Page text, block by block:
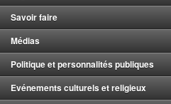
Savoir faire
Médias
Politique et personnalités publiques
Evénements culturels et religieux